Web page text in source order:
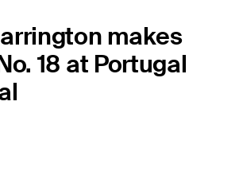
makes
18 at Portugal